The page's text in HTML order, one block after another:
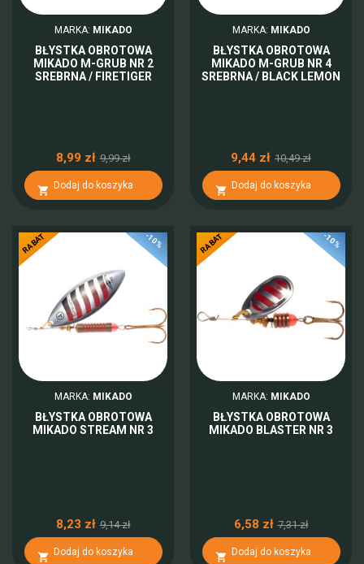
MARKA: MIKADO
BŁYSTKA OBROTOWA
MIKADO M-GRUB NR 2
SREBRNA / FIRETIGER
8,99 zł 9,99 zł
 Dodaj do koszyka
MARKA: MIKADO
BŁYSTKA OBROTOWA
MIKADO M-GRUB NR 4
SREBRNA / BLACK LEMON
9,44 zł 10,49 zł
 Dodaj do koszyka
-10%
RABAT
MARKA: MIKADO
BŁYSTKA OBROTOWA
MIKADO STREAM NR 3
8,23 zł 9,14 zł
 Dodaj do koszyka
-10%
RABAT
MARKA: MIKADO
BŁYSTKA OBROTOWA
MIKADO BLASTER NR 3
6,58 zł 7,31 zł
 Dodaj do koszyka